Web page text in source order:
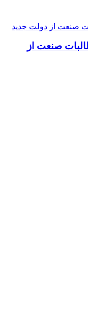
صنعت از